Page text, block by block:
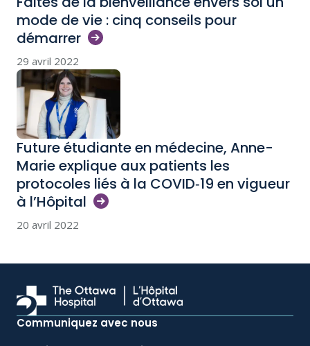
mode de vie : cinq conseils pour
démarrer
29 avril 2022
Future étudiante en médecine, Anne-
Marie explique aux patients les
protocoles liés à la COVID‑19 en vigueur
à l’Hôpital
20 avril 2022
Communiquez avec nous